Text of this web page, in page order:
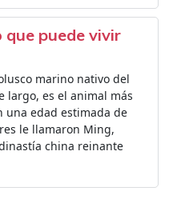
que puede vivir
marino nativo del
largo, es el animal más
una edad estimada de
le llamaron Ming,
china reinante